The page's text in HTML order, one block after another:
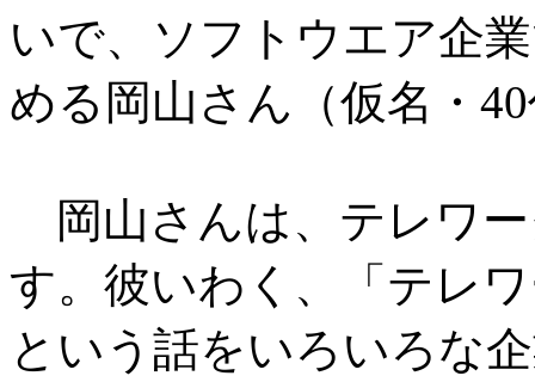
いで、ソフトウエア企
める岡山さん（仮名・
岡山さんは、テレワ
す。彼いわく、「テレ
という話をいろいろな